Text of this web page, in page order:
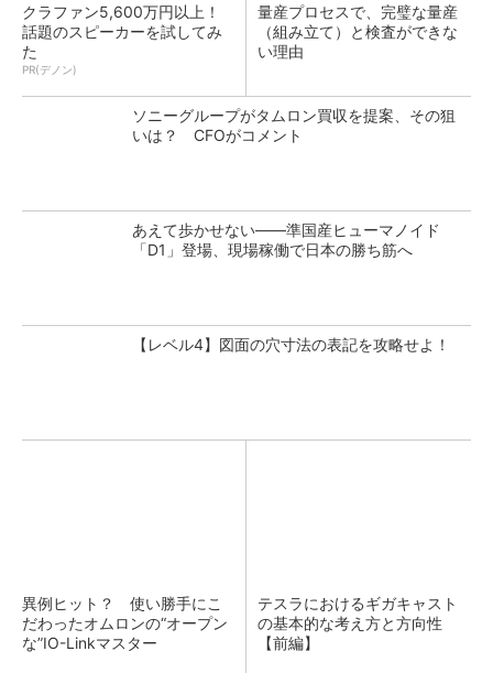
クラファン5,600万円以上！
話題のスピーカーを試してみ
た
PR(デノン)
量産プロセスで、完璧な量産
（組み立て）と検査ができな
い理由
ソニーグループがタムロン買収を提案、その狙
いは？ CFOがコメント
あえて歩かせない――準国産ヒューマノイド
「D1」登場、現場稼働で日本の勝ち筋へ
【レベル4】図面の穴寸法の表記を攻略せよ！
異例ヒット？ 使い勝手にこ
だわったオムロンの“オープン
な”IO-Linkマスター
テスラにおけるギガキャスト
の基本的な考え方と方向性
【前編】